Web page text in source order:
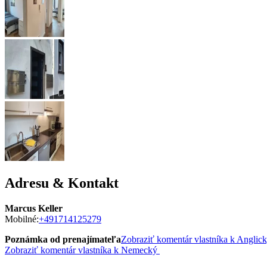
Adresu & Kontakt
Marcus Keller
Mobilné:+491714125279
Poznámka od prenajímateľaZobraziť komentár vlastníka k
Zobraziť komentár vlastníka k Nemecký